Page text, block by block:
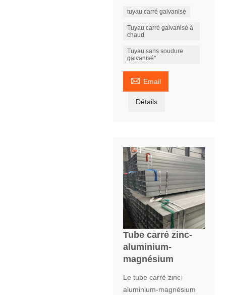
tuyau carré galvanisé
Tuyau carré galvanisé à
chaud
Tuyau sans soudure
galvanisé''
 Email
Détails
Tube carré zinc-
aluminium-
magnésium
Le tube carré zinc-
aluminium-magnésium